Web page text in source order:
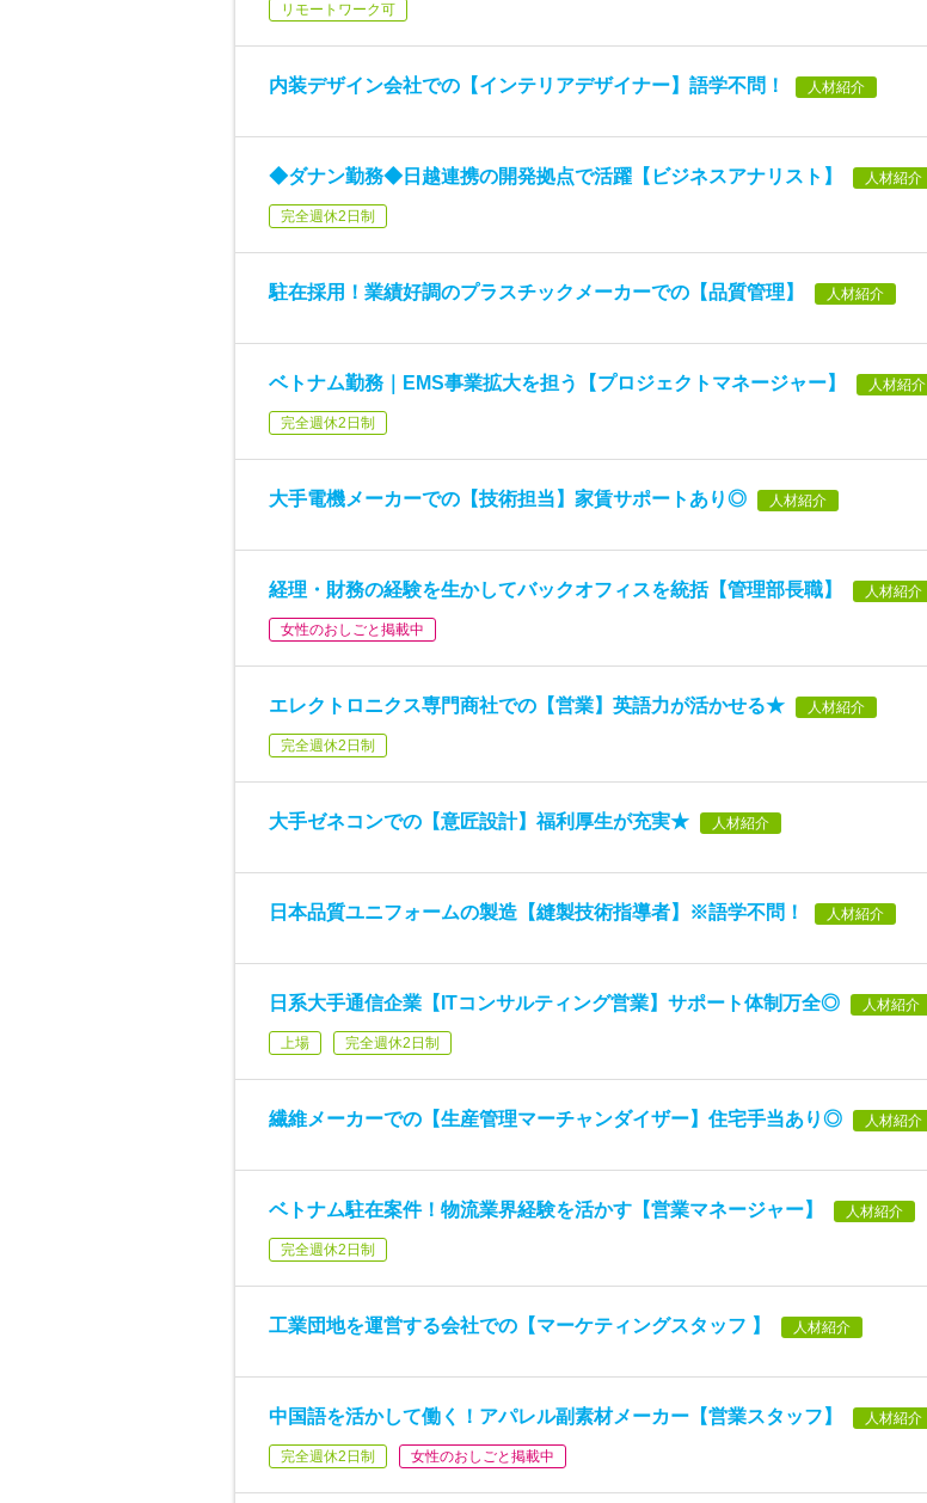
リモートワーク可
内装デザイン会社での【インテリアデザイナー】語学不問！ 人材紹介
◆ダナン勤務◆日越連携の開発拠点で活躍【ビジネスアナリスト】 人材紹介
完全週休2日制
駐在採用！業績好調のプラスチックメーカーでの【品質管理】 人材紹介
ベトナム勤務｜EMS事業拡大を担う【プロジェクトマネージャー】 人材紹介
完全週休2日制
大手電機メーカーでの【技術担当】家賃サポートあり◎ 人材紹介
経理・財務の経験を生かしてバックオフィスを統括【管理部長職】 人材紹介
女性のおしごと掲載中
エレクトロニクス専門商社での【営業】英語力が活かせる★ 人材紹介
完全週休2日制
大手ゼネコンでの【意匠設計】福利厚生が充実★ 人材紹介
日本品質ユニフォームの製造【縫製技術指導者】※語学不問！ 人材紹介
日系大手通信企業【ITコンサルティング営業】サポート体制万全◎ 人材紹介
上場 完全週休2日制
繊維メーカーでの【生産管理マーチャンダイザー】住宅手当あり◎ 人材紹介
ベトナム駐在案件！物流業界経験を活かす【営業マネージャー】 人材紹介
完全週休2日制
工業団地を運営する会社での【マーケティングスタッフ 】 人材紹介
中国語を活かして働く！アパレル副素材メーカー【営業スタッフ】 人材紹介
完全週休2日制 女性のおしごと掲載中